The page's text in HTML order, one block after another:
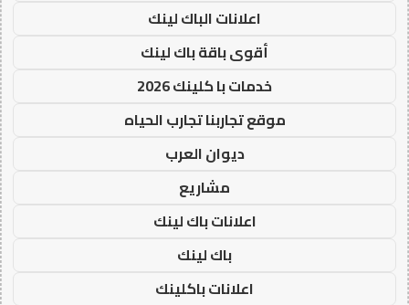
اعلانات الباك لينك
أقوى باقة باك لينك
خدمات با كلينك 2026
موقع تجاربنا تجارب الحياه
ديوان العرب
مشاريع
اعلانات باك لينك
باك لينك
اعلانات باكلينك